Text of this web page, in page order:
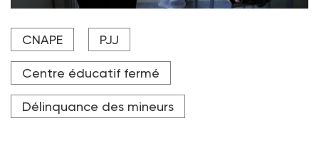
Au centre éducatif fermé (CEF) de la périphérie de
Valence. Sur les 52 CEF existants, 35 sont des
PJJ.
Crédit photo PHILIPPE DESMAZES / AFP
CNAPE PJJ
Centre éducatif fermé
Délinquance des mineurs